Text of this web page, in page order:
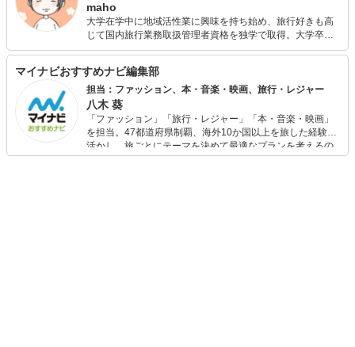
maho
大学在学中に地域活性業に興味を持ち始め、旅行好きも高
じて国内旅行業務取扱管理者資格を独学で取得。大学卒業
後も地域の活性化に貢献したいと思い旅行会社に就職。 プ
渡航先はヨーロッパが多い。 結婚・引っ越しを期に退職後
も、旅行好きの夫と二人で旅行を計画してさまざま場所を
訪れている。温泉やグルメ旅が好きで、子どもを出産後は
子連れ旅行も日々勉強中。 大学は教育学部卒業。高等学校
国語科教諭や学校図書館司書教諭の実習を経て、「言葉」
を通じて子どもの教育に関わりたいと書店員の道を志した
ことも。 現在はそのエネルギーを子どもに向けて、図書館
マイナビおすすめナビ編集部
担当：ファッション、本・音楽・映画、旅行・レジャー
八木 葵
「ファッション」「旅行・レジャー」「本・音楽・映画」
を担当。47都道府県制覇、海外10か国以上を旅した経験を
活かし、旅ごとにテーマを決めて最適なプランを考えるの
が得意。また、アパレルショップでの販売経験もあり。誰